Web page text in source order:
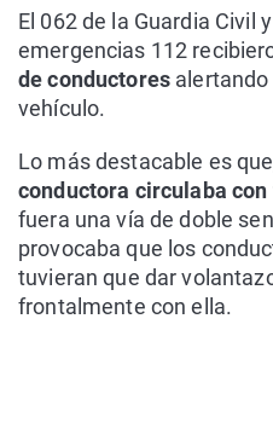
El 062 de la Guardia Civil
emergencias 112
de conductoresalertando
vehículo.
Lo más destacable es
conductora circulaba
fuera una vía de doble
provocaba que los
tuvieran que dar
frontalmente con ella.